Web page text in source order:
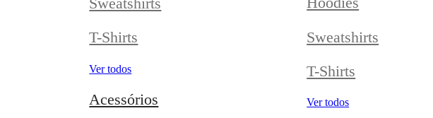
T-Shirts
Ver todos
Acessórios
Sweatshirts
T-Shirts
Ver todos